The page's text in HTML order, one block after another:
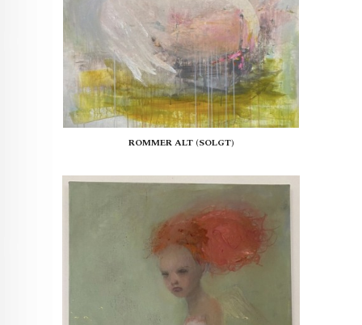
ROMMER ALT (SOLGT)